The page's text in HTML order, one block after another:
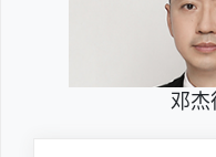
邓杰